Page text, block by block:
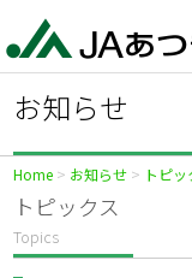
お知らせ
Home お知らせ トピッ
トピックス
Topics